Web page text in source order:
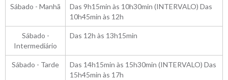
Sábado - Manhã
Das 9h15min às 10h30min (INTERVALO) Das
10h45min às 12h
Sábado -
Intermediário
Das 12h às 13h15min
Sábado - Tarde
Das 14h15min às 15h30min (INTERVALO) Das
15h45min às 17h